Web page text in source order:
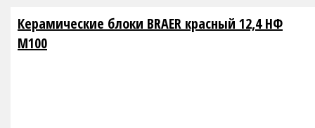
Керамические блоки BRAER красный 12,4 НФ
М100